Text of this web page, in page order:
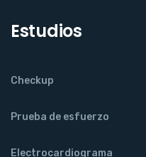
Estudios
Checkup
Prueba de esfuerzo
Electrocardiograma